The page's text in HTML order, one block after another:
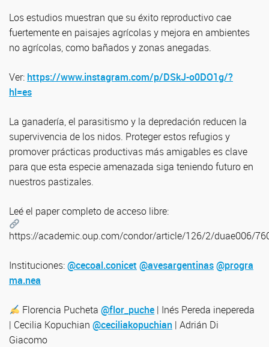
Los estudios muestran que su éxito reproductivo cae
fuertemente en paisajes agrícolas y mejora en ambientes
no agrícolas, como bañados y zonas anegadas.
Ver: https://www.instagram.com/p/DSkJ-o0DO1g/?
hl=es
La ganadería, el parasitismo y la depredación reducen la
supervivencia de los nidos. Proteger estos refugios y
promover prácticas productivas más amigables es clave
para que esta especie amenazada siga teniendo futuro en
nuestros pastizales.
Leé el paper completo de acceso libre:
https://academic.oup.com/condor/article/126/2/duae006/
Instituciones:@cecoal.conicet @avesargentinas@progra
ma.nea
Florencia Pucheta@flor_puche | Inés Pereda inepereda
| Cecilia Kopuchian @ceciliakopuchian | Adrián Di
Giacomo